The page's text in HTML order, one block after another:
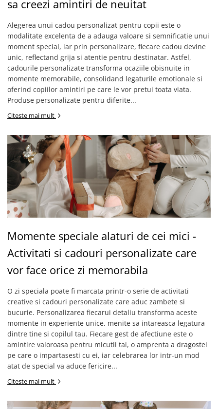
Seturi cadou barbati
Seturi cadou barbati portofel si curea
Ceasuri pentru EL
Cadouri craciun barbati
Cadouri personalizate barbati
Cadouri copii
Caciuli copii
Cadouri copii bebelusi 0+
Cadouri copii 1 an
Cadouri craciun copii
Colectia Disney
Sticlă pentru apa Personalizată
Sepci personalizate
Seturi cadou pentru copii KID's Collection
Lenjerii de pat pentru copii
Cadouri Cuplu
Fashion
Pijamale de CRACIUN
Pijamale de dama
Pijamale de barbati
Halate si capoate
Pijamale
WINTER Collection
Halate si pijamale Family
Incaltaminte
Seturi elegante femei
Umbrele
Pijamale BIG SIZE femei
Etichete scolare
Sepci personalizate
Bannere personalizate scoli si gradinite
Caserole personalizate sandwich
Saculeti personalizati
Sticla de apa personalizata
Agende si caiete personalizate
sa creezi amintiri de neuitat
Alegerea unui cadou personalizat pentru copii este o
modalitate excelenta de a adauga valoare si semnificatie unui
moment special, iar prin personalizare, fiecare cadou devine
unic, reflectand grija si atentie pentru destinatar. Astfel,
cadourile personalizate transforma ocaziile obisnuite in
momente memorabile, consolidand legaturile emotionale si
oferind copiilor amintiri pe care le vor pretui toata viata.
Produse personalizate pentru diferite...
Citeste mai mult
Momente speciale alaturi de cei mici -
Activitati si cadouri personalizate care
vor face orice zi memorabila
O zi speciala poate fi marcata printr-o serie de activitati
creative si cadouri personalizate care aduc zambete si
bucurie. Personalizarea fiecarui detaliu transforma aceste
momente in experiente unice, menite sa intareasca legatura
dintre tine si copilul tau. Fiecare gest de afectiune este o
amintire valoroasa pentru micutii tai, o amprenta a dragostei
pe care o impartasesti cu ei, iar celebrarea lor intr-un mod
atat de special va aduce fericire...
Citeste mai mult